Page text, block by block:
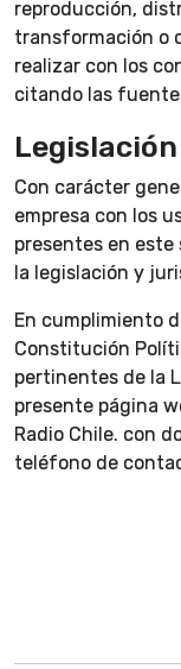
reproducción,
transformación o
realizar con los
citando las
Legislación
Con carácter
empresa con los
presentes en este
la legislación y
En cumplimiento
Constitución
pertinentes de la
presente página
Radio Chile. con
teléfono de